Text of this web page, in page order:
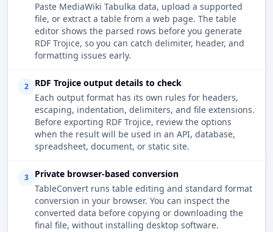
Paste MediaWiki Tabulka data, upload a supported
file, or extract a table from a web page. The table
editor shows the parsed rows before you generate
RDF Trojice, so you can catch delimiter, header, and
formatting issues early.
2
RDF Trojice output details to check
Each output format has its own rules for headers,
escaping, indentation, delimiters, and file extensions.
Before exporting RDF Trojice, review the options
when the result will be used in an API, database,
spreadsheet, document, or static site.
3
Private browser-based conversion
TableConvert runs table editing and standard format
conversion in your browser. You can inspect the
converted data before copying or downloading the
final file, without installing desktop software.